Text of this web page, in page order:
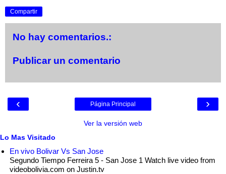
Compartir
No hay comentarios.:
Publicar un comentario
‹ ›
Página Principal
Ver la versión web
Lo Mas Visitado
En vivo Bolivar Vs San Jose
Segundo Tiempo Ferreira 5 - San Jose 1 Watch live video from
videobolivia.com on Justin.tv